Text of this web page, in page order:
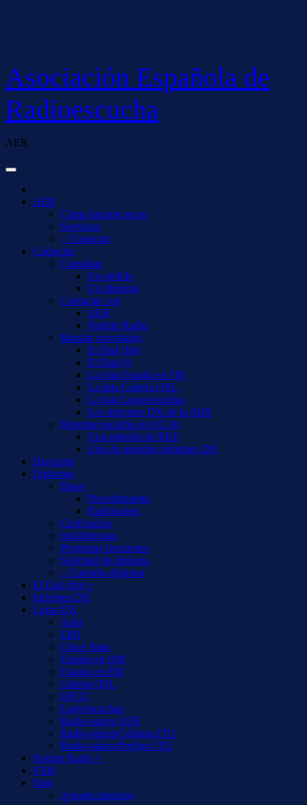
Asociación Española de
Radioescucha
AER
AER
Cómo hacerse socio
Servicios
– Contactar
Contactar
Consultar
Un pedido
Un diploma
Contactar con
AER
Notizie Radio
Mandar novedades
El Dial (fm)
El Dial (i)
La lista España en FM
La lista Galería QSL
La lista Logs/escuchas
Los informes DX de la AER
Reportar escucha en OC de
Una emisión de REE
Uno de nuestros informes DX
Diexismo
Diplomas
Bases
Procedimiento
Radiopaíses
Clsificación
misDiplomas
Preguntas frecuentes
Solicitud de diploma
– Consulta diploma
El Dial (fm) +
Informes DX
Listas DX
Aoki
EiBi
Cruce listas
España en OM
España en FM
Galería QSL
HFCC
Logs/escuchas
Radio-países AER
Radio-países/Códigos ITU
Radio-países/Prefijos ITU
Notizie Radio +
S500
Sitio
Agradecimientos